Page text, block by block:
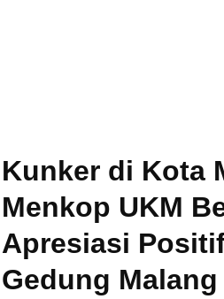
Kunker di Kota
Menkop UKM
Apresiasi
Gedung Malang